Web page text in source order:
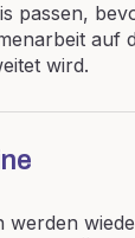
passen,
auf
wird.
werden